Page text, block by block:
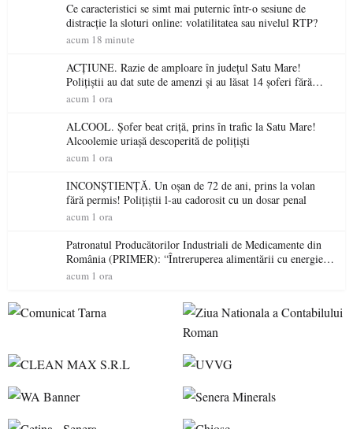
Ce caracteristici se simt mai puternic într-o sesiune de
distracție la sloturi online: volatilitatea sau nivelul RTP?
acum 18 minute
ACȚIUNE. Razie de amploare în județul Satu Mare!
Polițiștii au dat sute de amenzi și au lăsat 14 șoferi fără
permis într-o singură zi
acum 1 ora
ALCOOL. Șofer beat criță, prins în trafic la Satu Mare!
Alcoolemie uriașă descoperită de polițiști
acum 1 ora
INCONȘTIENȚĂ. Un oșan de 72 de ani, prins la volan
fără permis! Polițiștii l-au cadorosit cu un dosar penal
acum 1 ora
Patronatul Producătorilor Industriali de Medicamente din
România (PRIMER): “Întreruperea alimentării cu energie
electrică a fabricilor de medicamente va pune în pericol
acum 1 ora